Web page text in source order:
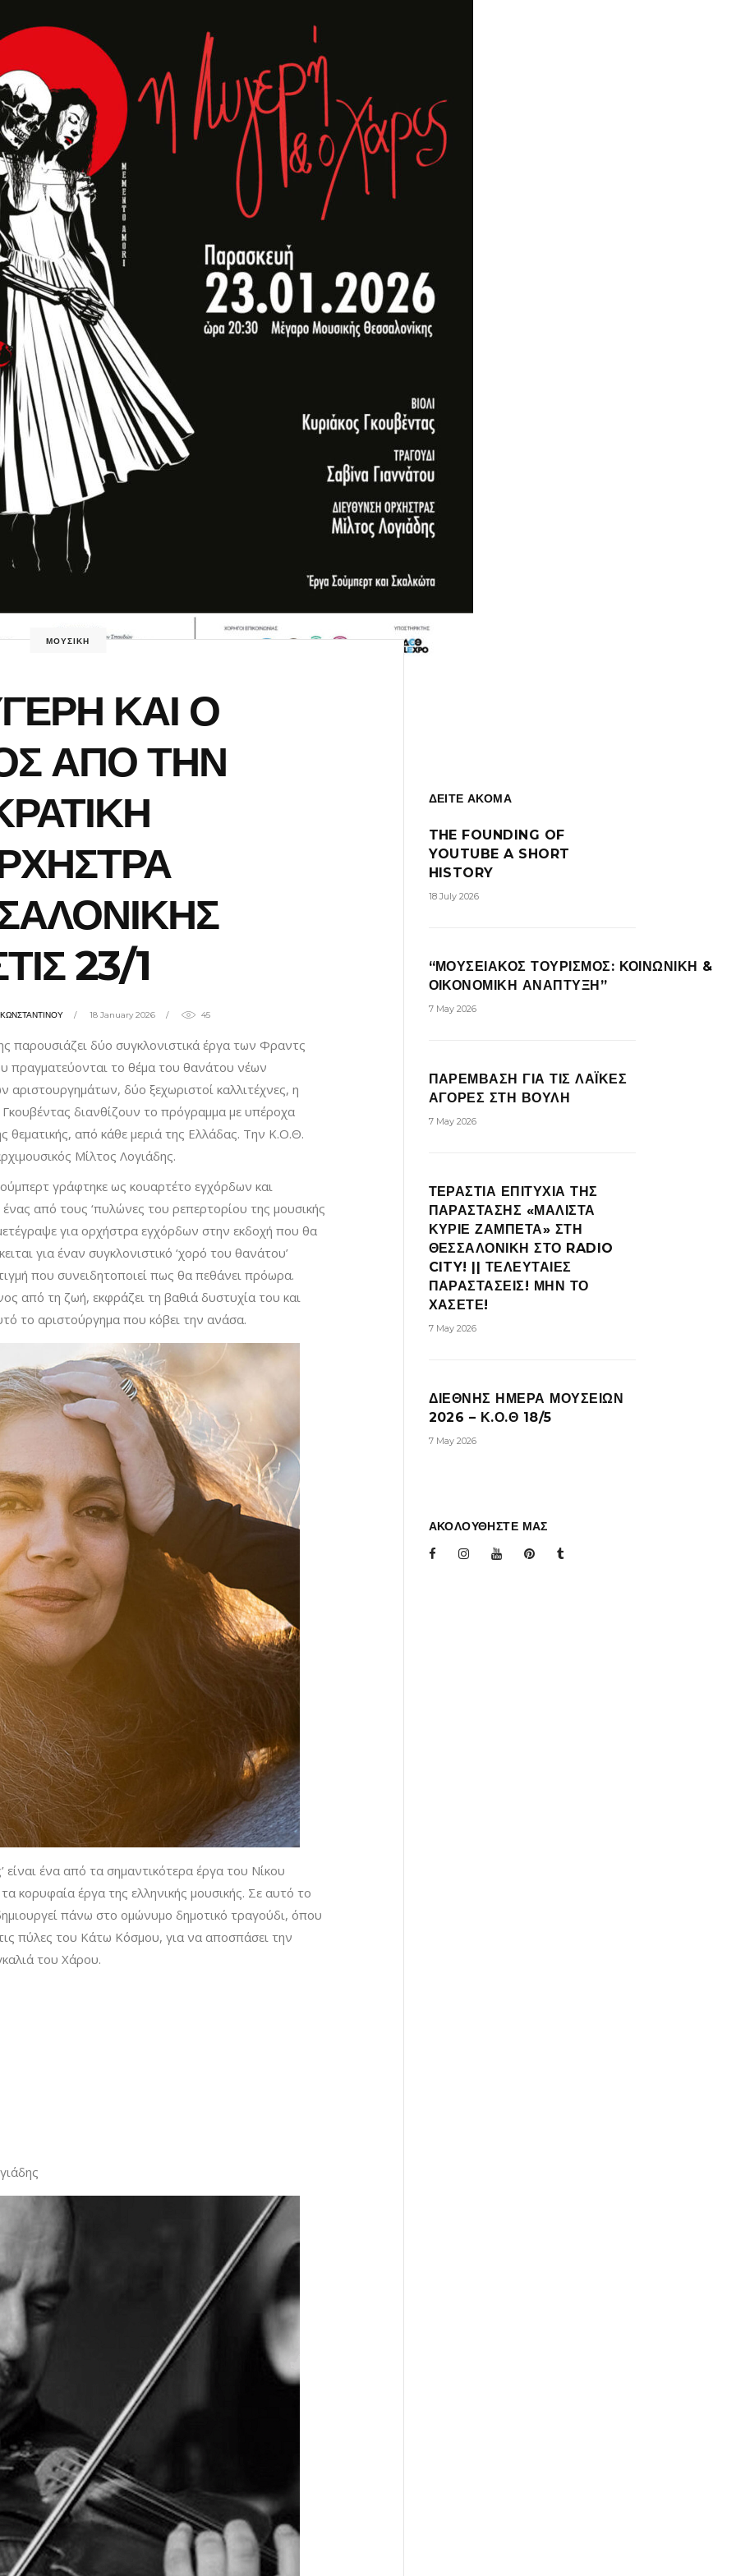
ΜΟΥΣΙΚΗ
ΚΑΙ Ο
ΑΠΟ ΤΗΝ
23/1
18 January 2026 45
παρουσιάζει δύο συγκλονιστικά έργα των Φραντς
πραγματεύονται το θέμα του θανάτου νέων
δύο ξεχωριστοί καλλιτέχνες, η
διανθίζουν το πρόγραμμα με υπέροχα
θεματικής, από κάθε μεριά της Ελλάδας. Την Κ.Ο.Θ.
Μίλτος Λογιάδης.
γράφτηκε ως κουαρτέτο εγχόρδων και
από τους ‘πυλώνες του ρεπερτορίου της μουσικής
για ορχήστρα εγχόρδων στην εκδοχή που θα
για έναν συγκλονιστικό ‘χορό του θανάτου’
που συνειδητοποιεί πως θα πεθάνει πρόωρα.
από τη ζωή, εκφράζει τη βαθιά δυστυχία του και
το αριστούργημα που κόβει την ανάσα.
ένα από τα σημαντικότερα έργα του Νίκου
κορυφαία έργα της ελληνικής μουσικής. Σε αυτό το
πάνω στο ομώνυμο δημοτικό τραγούδι, όπου
πύλες του Κάτω Κόσμου, για να αποσπάσει την
του Χάρου.
ΔΕΙΤΕ ΑΚΟΜΑ
THE FOUNDING OF
YOUTUBE A SHORT
HISTORY
18 July 2026
“ΜΟΥΣΕΙΑΚΟΣ ΤΟΥΡΙΣΜΟΣ: ΚΟΙΝΩΝΙΚΗ &
ΟΙΚΟΝΟΜΙΚΗ ΑΝΑΠΤΥΞΗ”
7 May 2026
ΠΑΡΕΜΒΑΣΗ ΓΙΑ ΤΙΣ ΛΑΪΚΕΣ
ΑΓΟΡΕΣ ΣΤΗ ΒΟΥΛΗ
7 May 2026
ΤΕΡΑΣΤΙΑ ΕΠΙΤΥΧΙΑ ΤΗΣ
ΠΑΡΑΣΤΑΣΗΣ «ΜΑΛΙΣΤΑ
ΚΥΡΙΕ ΖΑΜΠΕΤΑ» ΣΤΗ
ΘΕΣΣΑΛΟΝΙΚΗ ΣΤΟ RADIO
CITY! || ΤΕΛΕΥΤΑΙΕΣ
ΠΑΡΑΣΤΑΣΕΙΣ! ΜΗΝ ΤΟ
ΧΑΣΕΤΕ!
7 May 2026
ΔΙΕΘΝΗΣ ΗΜΕΡΑ ΜΟΥΣΕΙΩΝ
2026 – Κ.Ο.Θ 18/5
7 May 2026
ΑΚΟΛΟΥΘΗΣΤΕ ΜΑΣ